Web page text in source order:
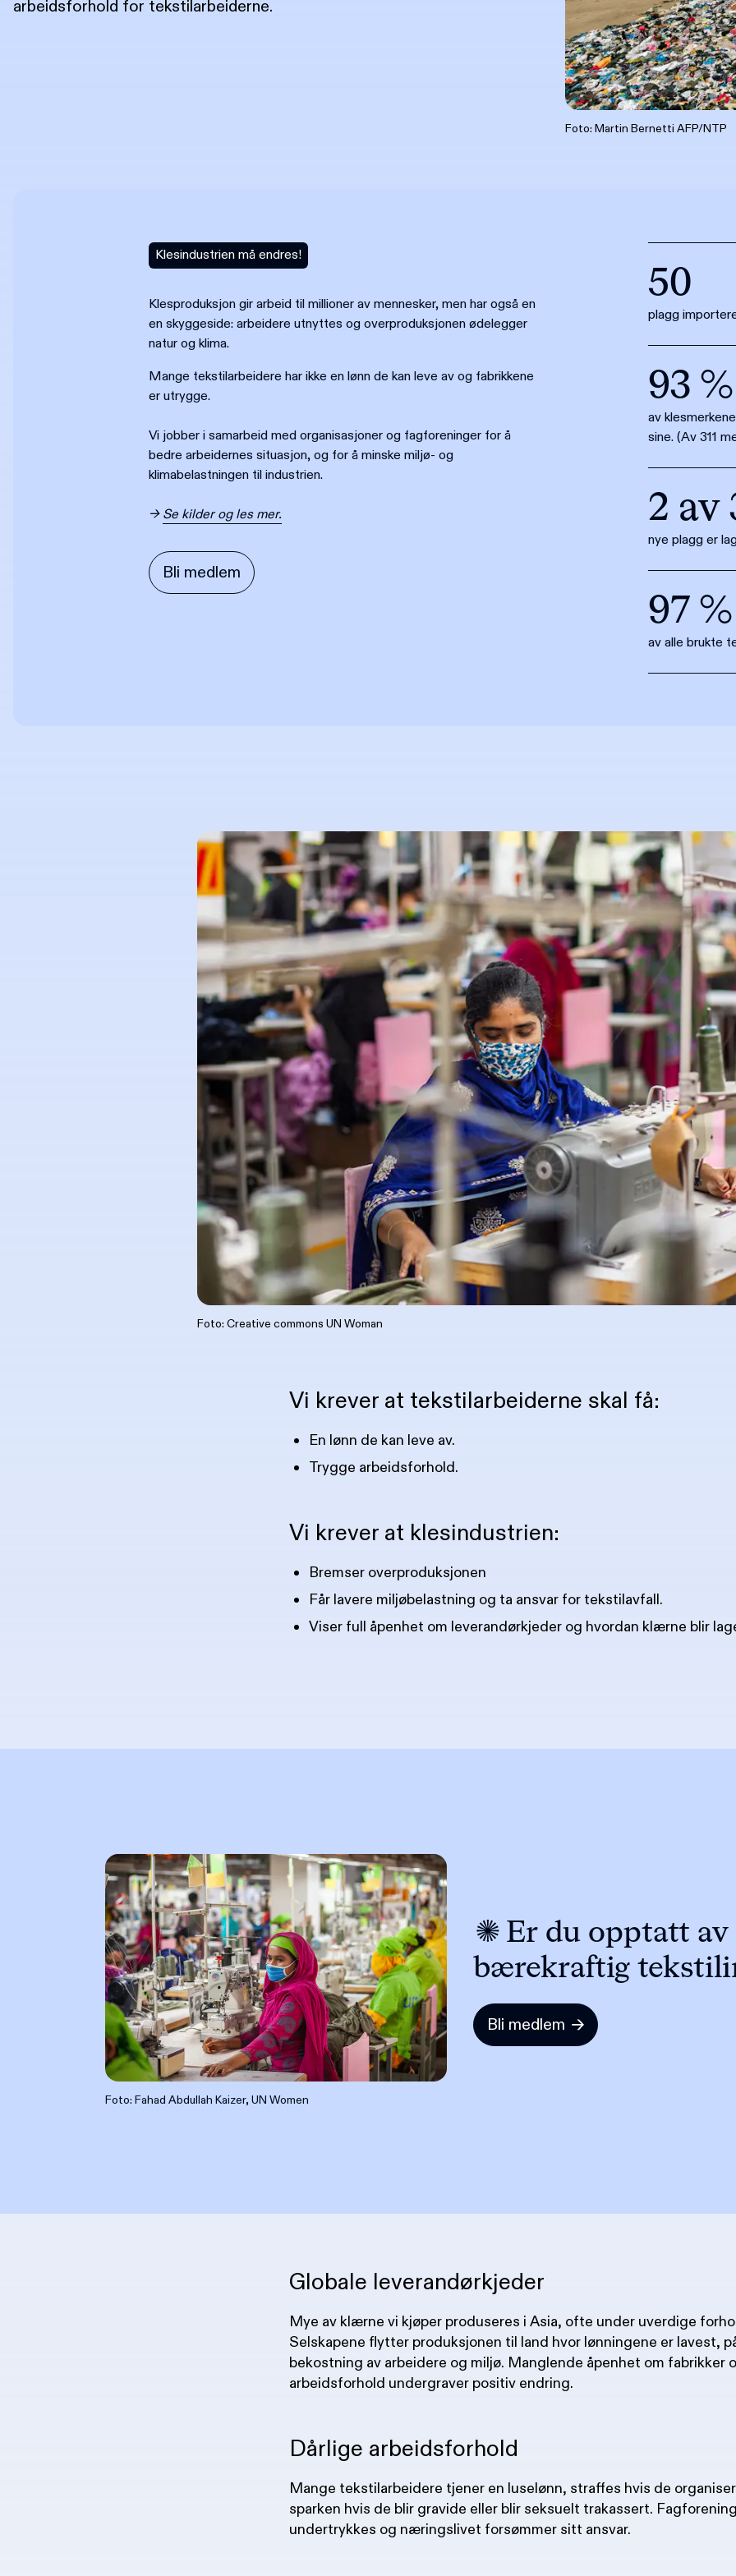
arbeidsforhold for tekstilarbeiderne.
Foto: Martin Bernetti AFP/NTP
Klesindustrien må endres!
Klesproduksjon gir arbeid til millioner av mennesker, men har også en
en skyggeside: arbeidere utnyttes og overproduksjonen ødelegger
natur og klima.
Mange tekstilarbeidere har ikke en lønn de kan leve av og fabrikkene
er utrygge.
Vi jobber i samarbeid med organisasjoner og fagforeninger for å
bedre arbeidernes situasjon, og for å minske miljø- og
klimabelastningen til industrien.
→Se kilder og les mer.
Bli medlem
50
plagg
93 %
av
sine. (Av 311
2 av
nye plagg er
97 %
av alle brukte
Foto: Creative commons UN Woman
Vi krever at tekstilarbeiderne skal få:
En lønn de kan leve av.
Trygge arbeidsforhold.
Vi krever at klesindustrien:
Bremser overproduksjonen
Får lavere miljøbelastning og ta ansvar for tekstilavfall.
Viser full åpenhet om leverandørkjeder og hvordan klærne blir
Foto: Fahad Abdullah Kaizer, UN Women
Er du opptatt av
bærekraftig
Bli medlem
Globale leverandørkjeder
Mye av klærne vi kjøper produseres i Asia, ofte under uverdige
Selskapene flytter produksjonen til land hvor lønningene er lavest,
bekostning av arbeidere og miljø. Manglende åpenhet om fabrikker
arbeidsforhold undergraver positiv endring.
Dårlige arbeidsforhold
Mange tekstilarbeidere tjener en luselønn, straffes hvis de
sparken hvis de blir gravide eller blir seksuelt trakassert.
undertrykkes og næringslivet forsømmer sitt ansvar.